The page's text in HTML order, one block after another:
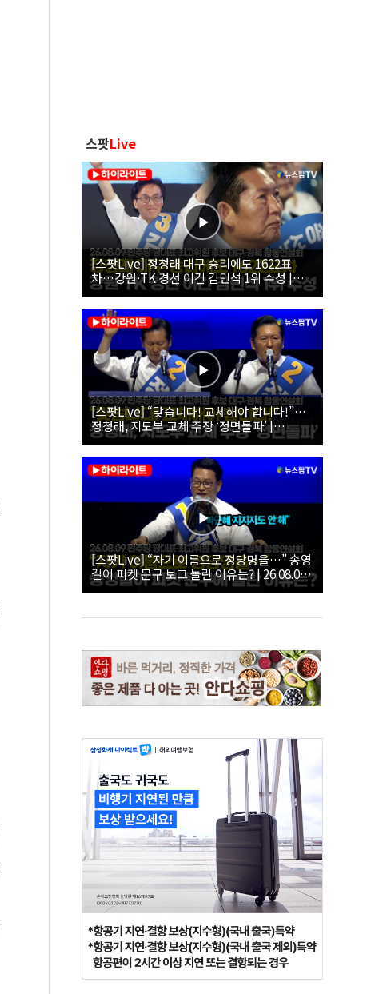
스팟Live
[스팟Live] 정청래 대구 승리에도 1622표
차…강원·TK 경선 이긴 김민석 1위 수성 |
26.08.09 더불어민주당 당대표·최고위원 후
보 대구·경북 합동연설회
[스팟Live] “맞습니다! 교체해야 합니다!”…
정청래, 지도부 교체 주장 ‘정면돌파’ |
26.08.09 더불어민주당 당대표·최고위원 후
보 대구·경북 합동연설회
[스팟Live] “자기 이름으로 정당명을…” 송영
길이 피켓 문구 보고 놀란 이유는? | 26.08.09
더불어민주당 당대표·최고위원 후보 대구·경